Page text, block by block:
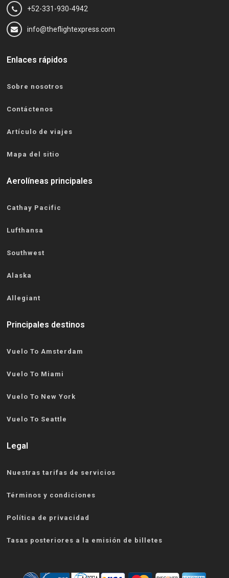
+52-331-930-4942
info@theflightexpress.com
Enlaces rápidos
Sobre nosotros
Contáctenos
Artículo de viajes
Mapa del sitio
Aerolíneas principales
Cathay Pacific
Lufthansa
Southwest
Alaska
Allegiant
Principales destinos
Vuelo To Amsterdam
Vuelo To Miami
Vuelo To New York
Vuelo To Seattle
Legal
Nuestras tarifas de servicios
Términos y condiciones
Política de privacidad
Tasas posteriores a la emisión de billetes